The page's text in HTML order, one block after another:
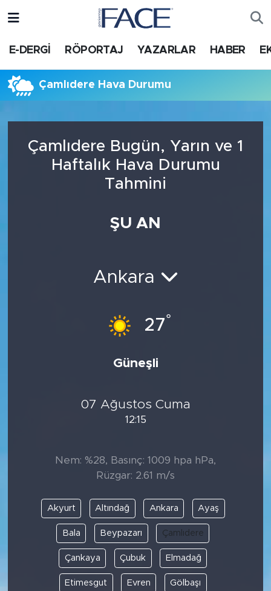
E-DERGİ RÖPORTAJ YAZARLAR HABER
Çamlıdere Hava Durumu
Çamlıdere Bugün, Yarın ve 1
Haftalık Hava Durumu
Tahmini
ŞU AN
Ankara
27°
Güneşli
07 Ağustos Cuma
12:15
Nem: %28, Basınç: 1009 hpa hPa,
Rüzgar: 2.61 m/s
Akyurt Altındağ Ankara Ayaş
Bala Beypazarı Çamlıdere
Çankaya Çubuk Elmadağ
Etimesgut Evren Gölbaşı
HABER
Nöbetçi Eczaneler
Süper Lig Puan Durumu ve Fikstür
Tüm Manşetler